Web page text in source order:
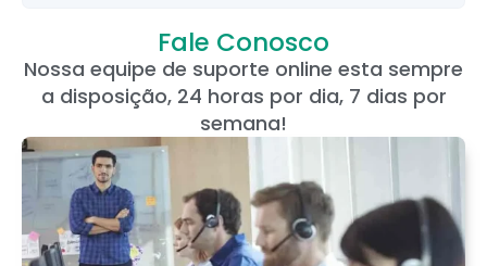
Fale Conosco
Nossa equipe de suporte online esta sempre
a disposição, 24 horas por dia, 7 dias por
semana!